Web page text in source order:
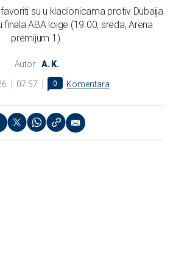
su u kladionicama protiv Dubaija
ABA loige (19.00, sreda, Arena
premijum 1).
Autor: A. K.
07:57 0 Komentara